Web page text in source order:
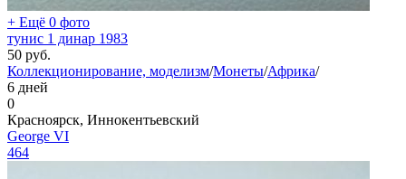
+ Ещё 0 фото
тунис 1 динар 1983
50 руб.
Коллекционирование, моделизм/Монеты/Африка/
6 дней
0
Красноярск, Иннокентьевский
George VI
464